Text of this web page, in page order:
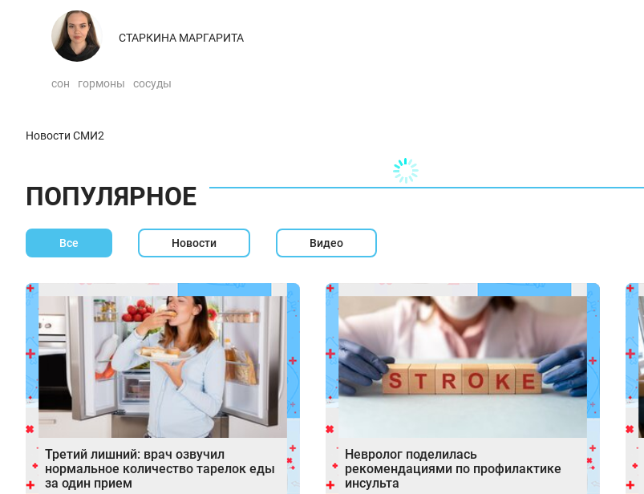
СТАРКИНА МАРГАРИТА
сон гормоны сосуды
Новости СМИ2
ПОПУЛЯРНОЕ
Все Новости Видео
Третий лишний: врач озвучил
нормальное количество тарелок еды
за один прием
Невролог поделилась
рекомендациями по профилактике
инсульта